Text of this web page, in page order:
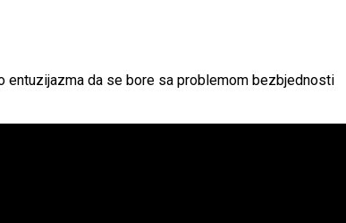
entuzijazma da se bore sa problemom bezbjednosti